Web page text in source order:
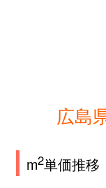
広島
m2単価推移